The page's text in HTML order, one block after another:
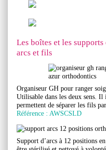
Les boîtes et les
arcs et fils
Organiseur GH pour ranger
Utilisable dans les deux sens. Il
permettent de séparer les fils
Référence : AWSCSLD
Support d’arcs à 12 positions